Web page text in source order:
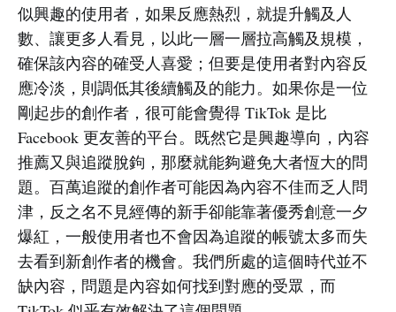
似興趣的使用者，如果反應熱烈，就提升觸及人
數、讓更多人看見，以此一層一層拉高觸及規模，
確保該內容的確受人喜愛；但要是使用者對內容反
應冷淡，則調低其後續觸及的能力。如果你是一位
剛起步的創作者，很可能會覺得 TikTok 是比
Facebook 更友善的平台。既然它是興趣導向，內容
推薦又與追蹤脫鉤，那麼就能夠避免大者恆大的問
題。百萬追蹤的創作者可能因為內容不佳而乏人問
津，反之名不見經傳的新手卻能靠著優秀創意一夕
爆紅，一般使用者也不會因為追蹤的帳號太多而失
去看到新創作者的機會。我們所處的這個時代並不
缺內容，問題是內容如何找到對應的受眾，而